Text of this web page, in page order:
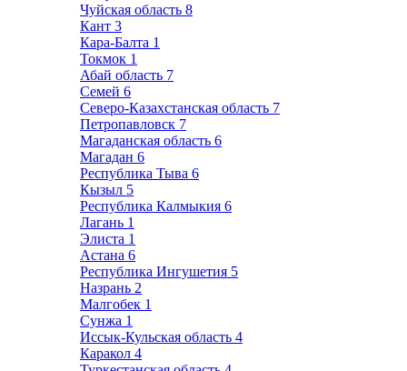
Чуйская область 8
Кант 3
Кара-Балта 1
Токмок 1
Абай область 7
Семей 6
Северо-Казахстанская область 7
Петропавловск 7
Магаданская область 6
Магадан 6
Республика Тыва 6
Кызыл 5
Республика Калмыкия 6
Лагань 1
Элиста 1
Астана 6
Республика Ингушетия 5
Назрань 2
Малгобек 1
Сунжа 1
Иссык-Кульская область 4
Каракол 4